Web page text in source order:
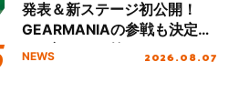
発表＆新ステージ初公開！
GEARMANIAの参戦も決定
し、初となる第3ステージの
NEWS 2026.08.07